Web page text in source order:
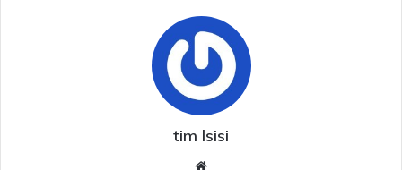
pengembangan usaha desa agar para peserta memiliki
kemampuan yang sesuai dengan tanggung jawabnya
sebagai pengelola koperasi. Langkah tersebut
mencerminkan komitmen pemerintah dalam menyiapkan
sumber daya manusia yang profesional, adaptif, dan
tim lsisi